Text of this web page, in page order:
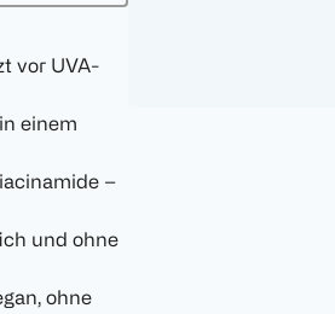
vor UVA-
einem
–
und ohne
ohne